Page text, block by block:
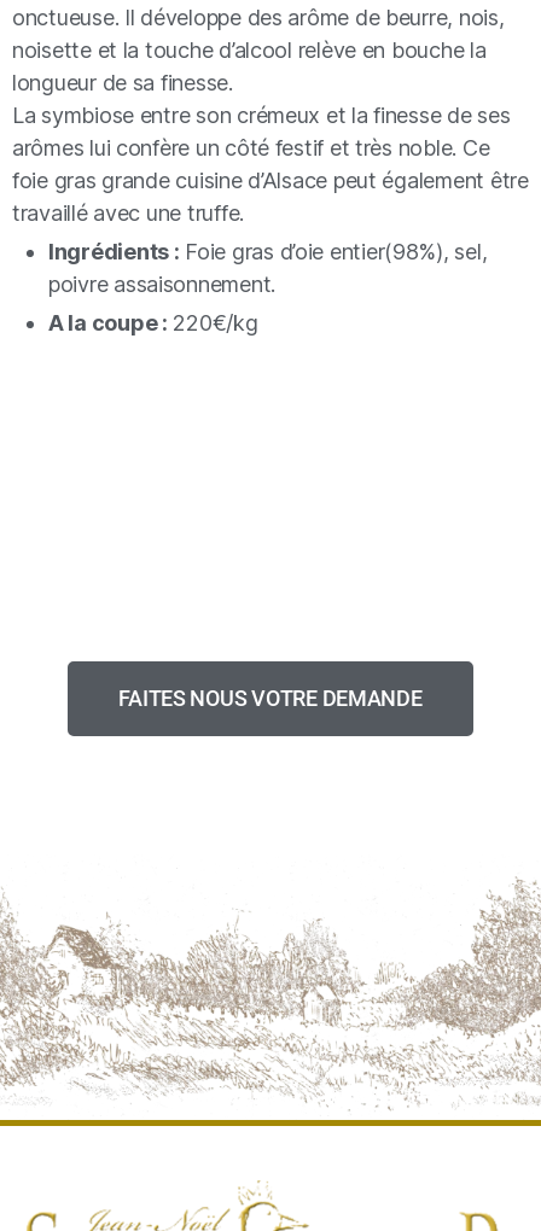
onctueuse. Il développe des arôme de beurre, nois,
noisette et la touche d’alcool relève en bouche la
longueur de sa finesse.
La symbiose entre son crémeux et la finesse de ses
arômes lui confère un côté festif et très noble. Ce
foie gras grande cuisine d’Alsace peut également être
travaillé avec une truffe.
Ingrédients : Foie gras d’oie entier(98%), sel,
poivre assaisonnement.
A la coupe : 220€/kg
FAITES NOUS VOTRE DEMANDE